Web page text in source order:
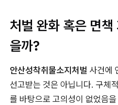
처벌 완화 혹은 면
을까?
안산성착취물소지처벌 사건에
선고받는 것은 아닙니다. 구체
를 바탕으로 고의성이 없었음